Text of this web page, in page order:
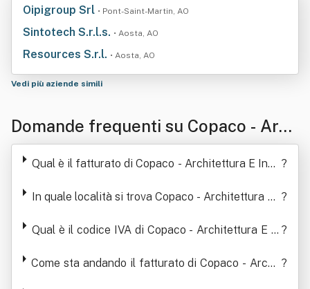
Oipigroup Srl • Pont-Saint-Martin, AO
Sintotech S.r.l.s. • Aosta, AO
Resources S.r.l. • Aosta, AO
Vedi più aziende simili
Domande frequenti su Copaco - Arch
itettura E Ingegneria Srl Siglabile Co
Qual è il fatturato di Copaco - Architettura E Inge ?
In quale località si trova Copaco - Architettura E I ?
Qual è il codice IVA di Copaco - Architettura E In ?
Come sta andando il fatturato di Copaco - Archit ?